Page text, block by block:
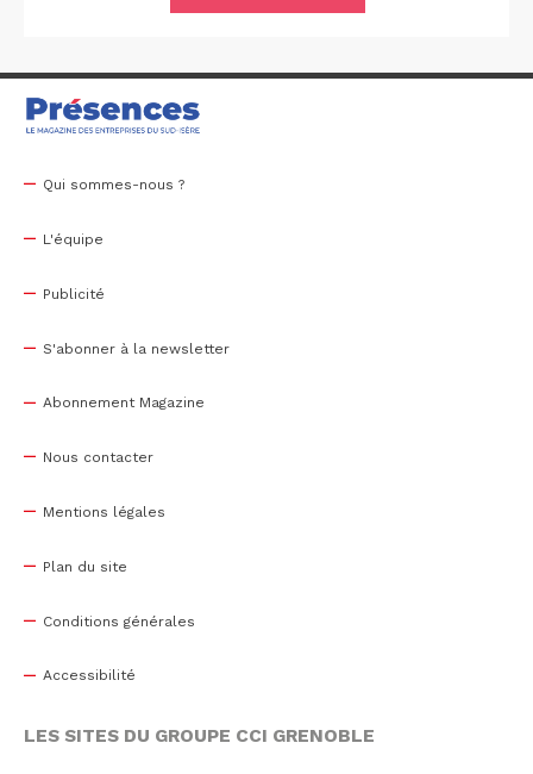
Qui sommes-nous ?
L'équipe
Publicité
S'abonner à la newsletter
Abonnement Magazine
Nous contacter
Mentions légales
Plan du site
Conditions générales
Accessibilité
LES SITES DU GROUPE CCI GRENOBLE